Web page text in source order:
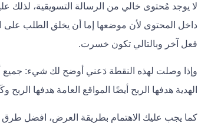
لا يوجد مُحتوى خالي من الرسالة التسويقية، لذلك
داخل المحتوى لأن موضعها إما أن يخلق الطلب على
فعل آخر وبالتالي تكون خسرت.
وإذا وصلت لهذه النقطة دَعني أوضح لك شيء: جميع
الهدية هدفها الربح أيضًا المواقع العامة هدفها
كما يجب عليك الاهتمام بطريقة العرض، افضل